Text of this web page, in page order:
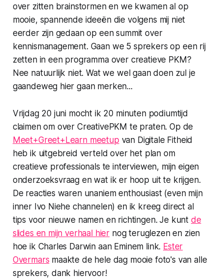
over zitten brainstormen en we kwamen al op
mooie, spannende ideeën die volgens mij niet
eerder zijn gedaan op een summit over
kennismanagement. Gaan we 5 sprekers op een rij
zetten in een programma over creatieve PKM?
Nee natuurlijk niet. Wat we wel gaan doen zul je
gaandeweg hier gaan merken...
Vrijdag 20 juni mocht ik 20 minuten podiumtijd
claimen om over CreativePKM te praten. Op de
Meet+Greet+Learn meetup van Digitale Fitheid
heb ik uitgebreid verteld over het plan om
creatieve professionals te interviewen, mijn eigen
onderzoeksvraag en wat ik er hoop uit te krijgen.
De reacties waren unaniem enthousiast (even mijn
innerIvo Niehe channelen) en ik kreeg direct al
tips voor nieuwe namen en richtingen. Je kunt de
slides en mijn verhaal hier nog teruglezen en zien
hoe ik Charles Darwin aan Eminem link. Ester
Overmars maakte de hele dag mooie foto's van alle
sprekers, dank hiervoor!